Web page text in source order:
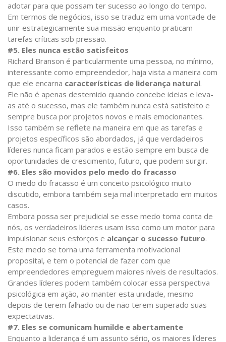
adotar para que possam ter sucesso ao longo do tempo.
Em termos de negócios, isso se traduz em uma vontade de
unir estrategicamente sua missão enquanto praticam
tarefas críticas sob pressão.
#5. Eles nunca estão satisfeitos
Richard Branson é particularmente uma pessoa, no mínimo,
interessante como empreendedor, haja vista a maneira com
que ele encarna características de liderança natural.
Ele não é apenas destemido quando concebe ideias e leva-
as até o sucesso, mas ele também nunca está satisfeito e
sempre busca por projetos novos e mais emocionantes.
Isso também se reflete na maneira em que as tarefas e
projetos específicos são abordados, já que verdadeiros
líderes nunca ficam parados e estão sempre em busca de
oportunidades de crescimento, futuro, que podem surgir.
#6. Eles são movidos pelo medo do fracasso
O medo do fracasso é um conceito psicológico muito
discutido, embora também seja mal interpretado em muitos
casos.
Embora possa ser prejudicial se esse medo toma conta de
nós, os verdadeiros líderes usam isso como um motor para
impulsionar seus esforços e alcançar o sucesso futuro.
Este medo se torna uma ferramenta motivacional
proposital, e tem o potencial de fazer com que
empreendedores empreguem maiores níveis de resultados.
Grandes líderes podem também colocar essa perspectiva
psicológica em ação, ao manter esta unidade, mesmo
depois de terem falhado ou de não terem superado suas
expectativas.
#7. Eles se comunicam humilde e abertamente
Enquanto a liderança é um assunto sério, os maiores líderes